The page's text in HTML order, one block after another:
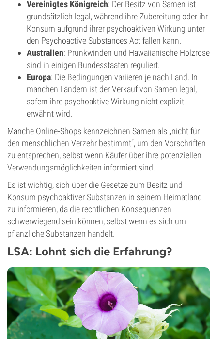
Vereinigtes Königreich: Der Besitz von Samen ist
grundsätzlich legal, während ihre Zubereitung oder ihr
Konsum aufgrund ihrer psychoaktiven Wirkung unter
den Psychoactive Substances Act fallen kann.
Australien: Prunkwinden und Hawaiianische Holzrose
sind in einigen Bundesstaaten reguliert.
Europa: Die Bedingungen variieren je nach Land. In
manchen Ländern ist der Verkauf von Samen legal,
sofern ihre psychoaktive Wirkung nicht explizit
erwähnt wird.
Manche Online-Shops kennzeichnen Samen als „nicht für
den menschlichen Verzehr bestimmt“, um den Vorschriften
zu entsprechen, selbst wenn Käufer über ihre potenziellen
Verwendungsmöglichkeiten informiert sind.
Es ist wichtig, sich über die Gesetze zum Besitz und
Konsum psychoaktiver Substanzen in seinem Heimatland
zu informieren, da die rechtlichen Konsequenzen
schwerwiegend sein können, selbst wenn es sich um
pflanzliche Substanzen handelt.
LSA: Lohnt sich die Erfahrung?